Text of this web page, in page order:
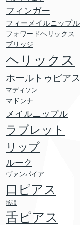
フィンガー
フィーメイルニップル
フォワードヘリックス
ブリッジ
ヘリックス
ホールトゥピアス
マディソン
マドンナ
メイルニップル
ラブレット
リップ
ルーク
ヴァンパイア
口ピアス
拡張
舌ピアス